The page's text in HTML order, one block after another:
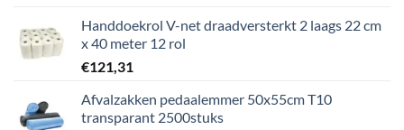
Handdoekrol V-net draadversterkt 2 laags 22 cm
x 40 meter 12 rol
€121,31
Afvalzakken pedaalemmer 50x55cm T10
transparant 2500stuks